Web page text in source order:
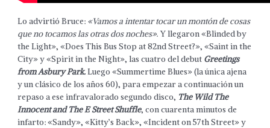
Lo advirtió Bruce: «Vamos a intentar tocar un montón de cosas
que no tocamos las otras dos noches». Y llegaron «Blinded by
the Light», «Does This Bus Stop at 82nd Street?», «Saint in the
City» y «Spirit in the Night», las cuatro del debut Greetings
from Asbury Park.Luego «Summertime Blues» (la única ajena
y un clásico de los años 60), para empezar a continuación un
repaso a ese infravalorado segundo disco, The Wild The
Innocent and The E Street Shuffle, con cuarenta minutos de
infarto: «Sandy», «Kitty’s Back», «Incident on 57th Street» y